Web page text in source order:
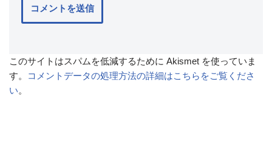
このサイトはスパムを低減するために Akismet を使っていま
す。
コメントデータの処理方法の詳細はこちらをご覧くださ
い。